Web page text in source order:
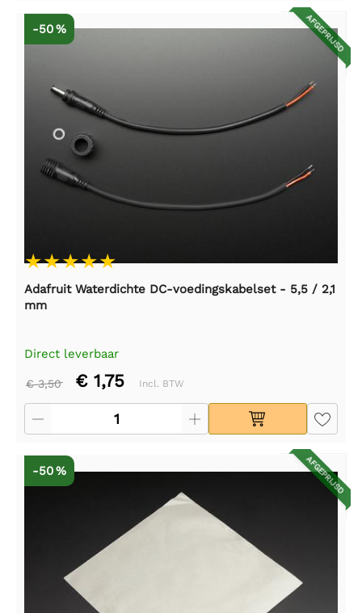
AFGEPRIJSD
-50 %
Adafruit Waterdichte DC-voedingskabelset - 5,5 / 2,1
mm
Direct leverbaar
€ 3,50 € 1,75 Incl. BTW
AFGEPRIJSD
-50 %